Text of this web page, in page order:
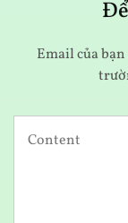
Email của